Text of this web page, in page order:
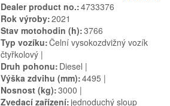
Dealer product no. 4733376
Rok výroby 2021
Stav motohodin (h) 3766
Typ vozíku Čelní vysokozdvižný vozík
čtyřkolový
Druh pohonu Diesel
Výška zdvihu (mm) 4495
Nosnost (kg) 3000
Zvedací zařízení jednoduchý sloup